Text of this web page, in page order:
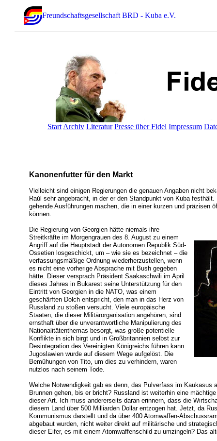
Freundschaftsgesellschaft BRD - Kuba e.V.
Start Archiv Literatur Presse über Fidel Impressum
Kanonenfutter für den Markt
Vielleicht sind einigen Regierungen die genauen Angaben nicht
Raúl sehr angebracht, in der er den Standpunkt von Kuba
gehende Ausführungen machen, die in einer kurzen und präzisen
können.
Die Regierung von Georgien hätte niemals ihre
Streitkräfte im Morgengrauen des 8. August zu einem
Angriff auf die Hauptstadt der Autonomen Republik Süd-
Ossetien losgeschickt, um – wie sie es bezeichnet – die
verfassungsmäßige Ordnung wiederherzustellen, wenn
es nicht eine vorherige Absprache mit Bush gegeben
hätte. Dieser versprach Präsident Saakaschwili im April
dieses Jahres in Bukarest seine Unterstützung für den
Eintritt von Georgien in die NATO, was einem
geschärften Dolch entspricht, den man in das Herz von
Russland zu stoßen versucht. Viele europäische
Staaten, die dieser Militärorganisation angehören, sind
ernsthaft über die unverantwortliche Manipulierung des
Nationalitätenthemas besorgt, was große potentielle
Konflikte in sich birgt und in Großbritannien selbst zur
Desintegration des Vereinigten Königreichs führen kann.
Jugoslawien wurde auf diesem Wege aufgelöst. Die
Bemühungen von Tito, um dies zu verhindern, waren
nutzlos nach seinem Tode.
Welche Notwendigkeit gab es denn, das Pulverfass im Kaukasus
Brunnen gehen, bis er bricht? Russland ist weiterhin eine
dieser Art. Ich muss andererseits daran erinnern, dass die
diesem Land über 500 Milliarden Dollar entzogen hat. Jetzt, da
Kommunismus darstellt und da über 400 Atomwaffen-
abgebaut wurden, nicht weiter direkt auf militärische und
dieser Eifer, es mit einem Atomwaffenschild zu umzingeln? Das